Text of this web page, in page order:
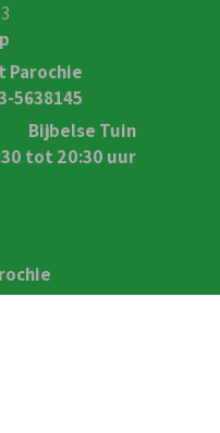
Parochie
5638145
Bijbelse Tuin
tot 20:30 uur